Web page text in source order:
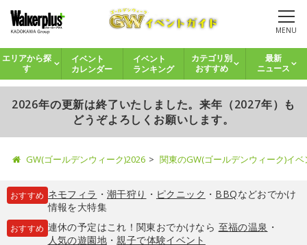
MENU
エリアから探
す
イベント
カレンダー
イベント
ランキング
カテゴリ別
おすすめ
最新
ニュース
2026年の更新は終了いたしました。来年（2027年）も
どうぞよろしくお願いします。
GW(ゴールデンウィーク)2026 関東のGW(ゴールデンウィーク)イ
おすすめ ネモフィラ ・ 潮干狩り ・ ピクニック ・ BBQなどおでかけ
情報を大特集
おすすめ 連休の予定はこれ！関東おでかけなら 至福の温泉 ・
人気の遊園地・親子で体験イベント